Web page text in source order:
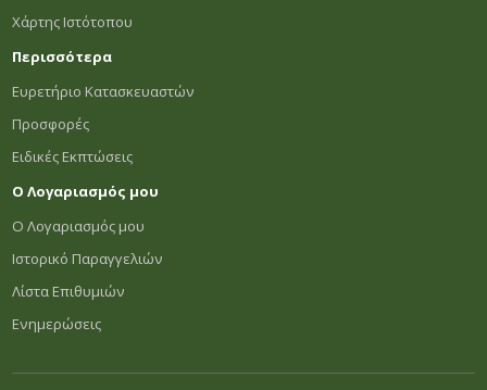
Χάρτης Ιστότοπου
Περισσότερα
Ευρετήριο Κατασκευαστών
Προσφορές
Ειδικές Εκπτώσεις
Ο Λογαριασμός μου
Ο Λογαριασμός μου
Ιστορικό Παραγγελιών
Λίστα Επιθυμιών
Ενημερώσεις